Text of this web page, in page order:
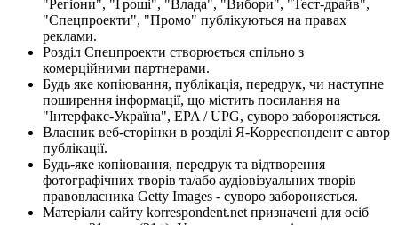
"Регіони", "Гроші", "Влада", "Вибори", "Тест-драйв",
"Спецпроекти", "Промо" публікуються на правах
реклами.
Розділ Спецпроекти створюється спільно з
комерційними партнерами.
Будь яке копіювання, публікація, передрук, чи наступне
поширення інформації, що містить посилання на
"Інтерфакс-Україна", EPA / UPG, суворо забороняється.
Власник веб-сторінки в розділі Я-Корреспондент є автор
публікації.
Будь-яке копіювання, передрук та відтворення
фотографічних творів та/або аудіовізуальних творів
правовласника Getty Images - суворо забороняється.
Матеріали сайту korrespondent.net призначені для осіб